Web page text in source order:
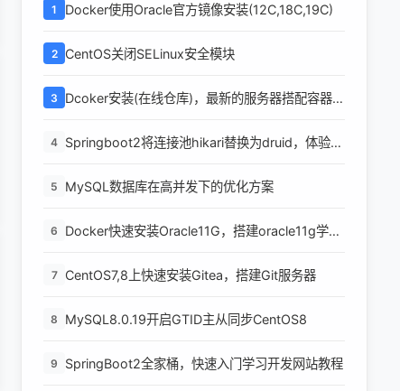
1 Docker使用Oracle官方镜像安装(12C,18C,19C)
2 CentOS关闭SELinux安全模块
3
Dcoker安装(在线仓库)，最新的服务器搭配容器使
4 Springboot2将连接池hikari替换为druid，体验最
5 MySQL数据库在高并发下的优化方案
6
Docker快速安装Oracle11G，搭建oracle11g学习
7 CentOS7,8上快速安装Gitea，搭建Git服务器
8 MySQL8.0.19开启GTID主从同步CentOS8
9 SpringBoot2全家桶，快速入门学习开发网站教程